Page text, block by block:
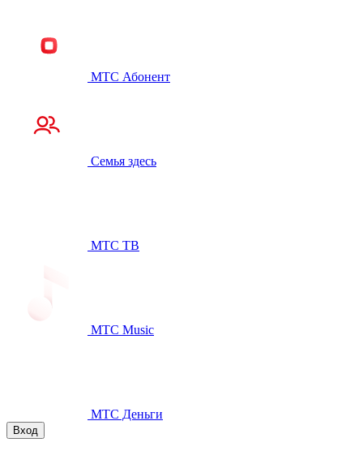
МТС Абонент
Семья здесь
МТС ТВ
МТС Music
МТС Деньги
Вход